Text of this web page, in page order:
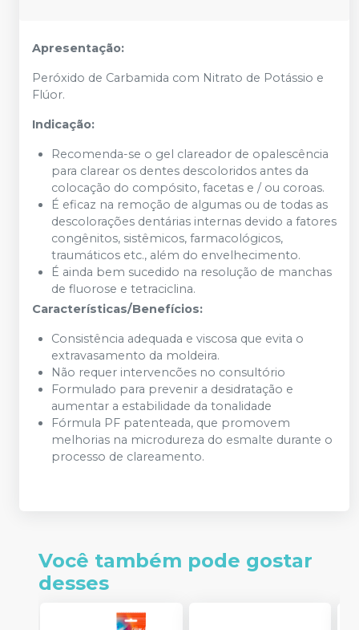
Apresentação:
Peróxido de Carbamida com Nitrato de Potássio e
Flúor.
Indicação:
Recomenda-se o gel clareador de opalescência
para clarear os dentes descoloridos antes da
colocação do compósito, facetas e / ou coroas.
É eficaz na remoção de algumas ou de todas as
descolorações dentárias internas devido a fatores
congênitos, sistêmicos, farmacológicos,
traumáticos etc., além do envelhecimento.
É ainda bem sucedido na resolução de manchas
de fluorose e tetraciclina.
Características/Benefícios:
Consistência adequada e viscosa que evita o
extravasamento da moldeira.
Não requer intervencões no consultório
Formulado para prevenir a desidratação e
aumentar a estabilidade da tonalidade
Fórmula PF patenteada, que promovem
melhorias na microdureza do esmalte durante o
processo de clareamento.
Você também pode gostar
desses